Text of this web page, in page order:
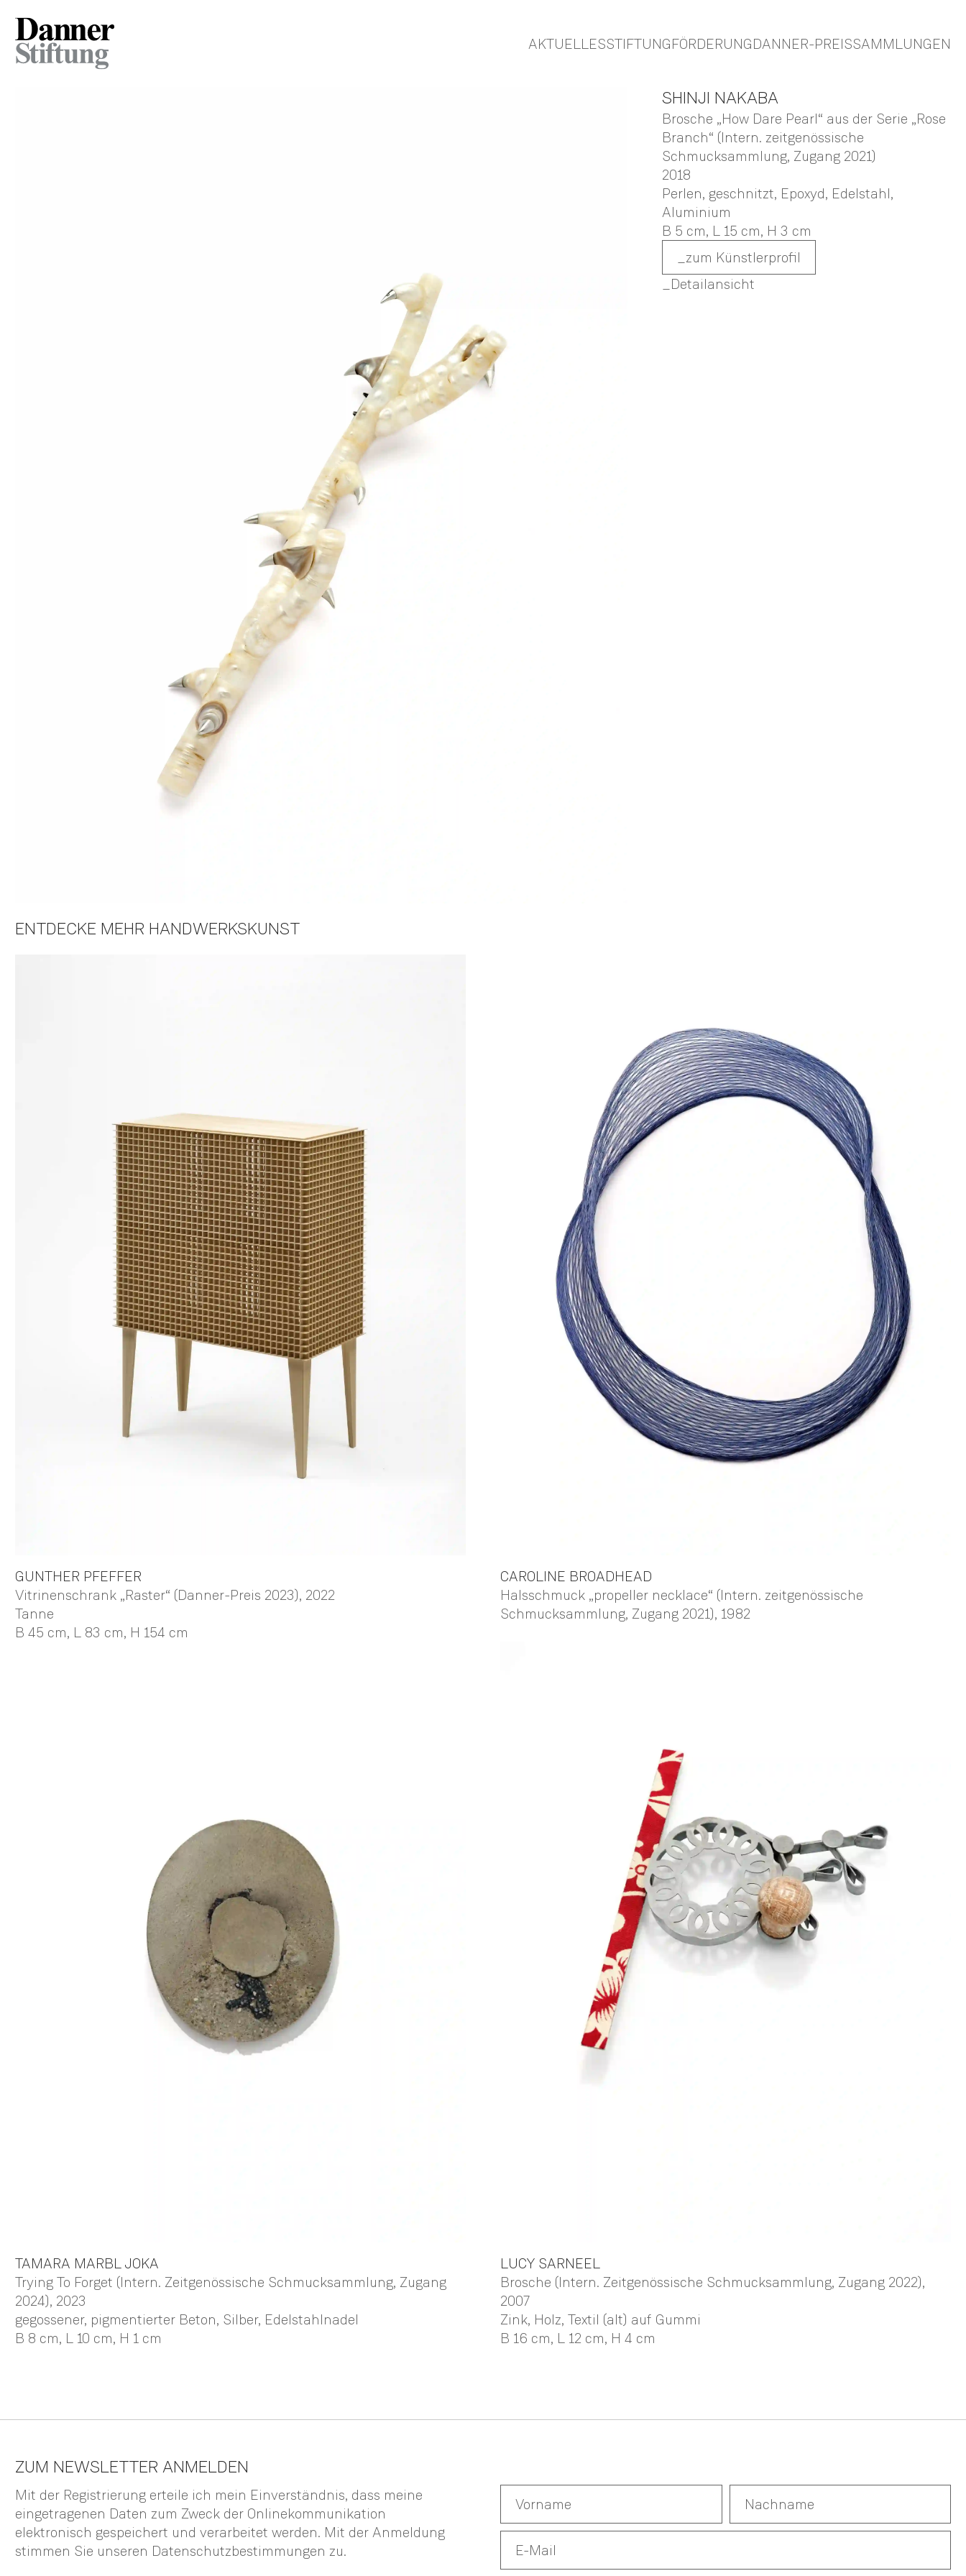
AKTUELLESSTIFTUNGFÖRDERUNGDANNER-PREISSAMMLUNGEN
SHINJI NAKABA
Brosche „How Dare Pearl“ aus der Serie „Rose
Branch“ (Intern. zeitgenössische
Schmucksammlung, Zugang 2021)
2018
Perlen, geschnitzt, Epoxyd, Edelstahl,
Aluminium
B 5 cm, L 15 cm, H 3 cm
zum Künstlerprofil
Detailansicht
ENTDECKE MEHR HANDWERKSKUNST
GUNTHER PFEFFER
Vitrinenschrank „Raster“ (Danner-Preis 2023), 2022
Tanne
B 45 cm, L 83 cm, H 154 cm
CAROLINE BROADHEAD
Halsschmuck „propeller necklace“ (Intern. zeitgenössische
Schmucksammlung, Zugang 2021), 1982
TAMARA MARBL JOKA
Trying To Forget (Intern. Zeitgenössische Schmucksammlung, Zugang
2024), 2023
gegossener, pigmentierter Beton, Silber, Edelstahlnadel
B 8 cm, L 10 cm, H 1 cm
LUCY SARNEEL
Brosche (Intern. Zeitgenössische Schmucksammlung, Zugang 2022),
2007
Zink, Holz, Textil (alt) auf Gummi
B 16 cm, L 12 cm, H 4 cm
ZUM NEWSLETTER ANMELDEN
Mit der Registrierung erteile ich mein Einverständnis, dass meine
eingetragenen Daten zum Zweck der Onlinekommunikation
elektronisch gespeichert und verarbeitet werden. Mit der Anmeldung
stimmen Sie unseren Datenschutzbestimmungen zu.